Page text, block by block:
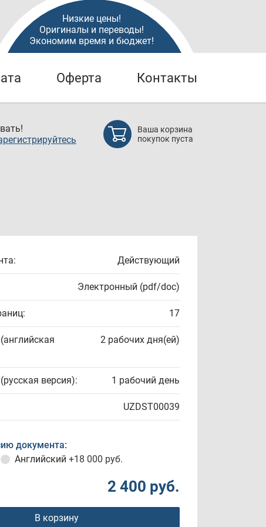
Низкие цены!
Оригиналы и переводы!
Экономим время и бюджет!
Оферта Контакты
Ваша корзина
покупок пуста
Действующий
Электронный (pdf/doc)
17
2 рабочих дня(ей)
версия): 1 рабочий день
UZDST00039
документа:
Английский +18 000 руб.
2 400 руб.
В корзину